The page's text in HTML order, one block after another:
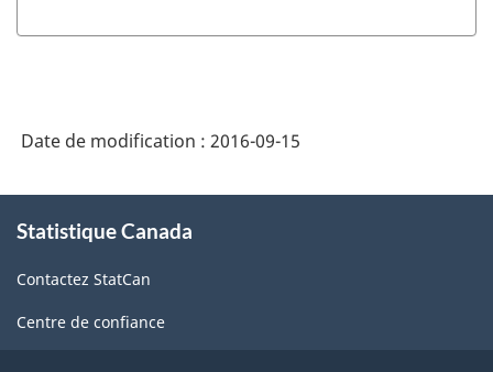
Date de modification : 2016-09-15
propos
ce
site
Statistique Canada
Contactez StatCan
Centre de confiance